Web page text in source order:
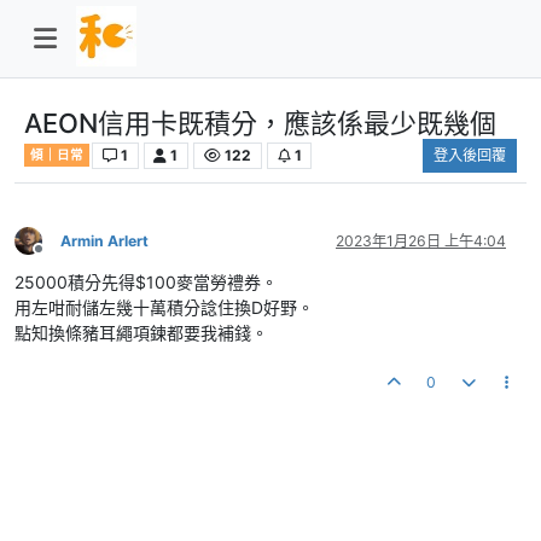
AEON信用卡既積分，應該係最少既幾個
傾｜日常 1 1 122 1 登入後回覆
離線
Armin Arlert 2023年1月26日 上午4:04
25000積分先得$100麥當勞禮券。
用左咁耐儲左幾十萬積分諗住換D好野。
點知換條豬耳繩項鍊都要我補錢。
0